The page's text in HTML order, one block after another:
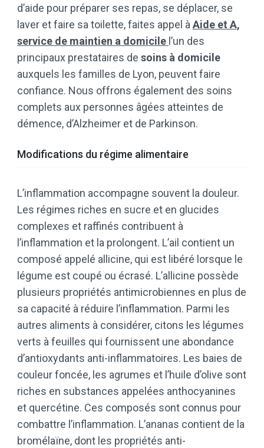
d’aide pour préparer ses repas, se déplacer, se
laver et faire sa toilette, faites appel à Aide et A,
service de maintien a domicile l’un des
principaux prestataires de soins à domicile
auxquels les familles de Lyon, peuvent faire
confiance. Nous offrons également des soins
complets aux personnes âgées atteintes de
démence, d’Alzheimer et de Parkinson.
Modifications du régime alimentaire
L’inflammation accompagne souvent la douleur.
Les régimes riches en sucre et en glucides
complexes et raffinés contribuent à
l’inflammation et la prolongent. L’ail contient un
composé appelé allicine, qui est libéré lorsque le
légume est coupé ou écrasé. L’allicine possède
plusieurs propriétés antimicrobiennes en plus de
sa capacité à réduire l’inflammation. Parmi les
autres aliments à considérer, citons les légumes
verts à feuilles qui fournissent une abondance
d’antioxydants anti-inflammatoires. Les baies de
couleur foncée, les agrumes et l’huile d’olive sont
riches en substances appelées anthocyanines
et quercétine. Ces composés sont connus pour
combattre l’inflammation. L’ananas contient de la
bromélaïne, dont les propriétés anti-